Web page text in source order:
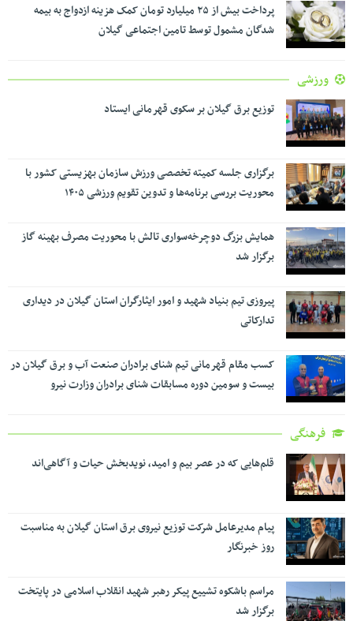
پرداخت بیش از ۲۵ میلیارد تومان کمک هزینه ازدواج به بیمه
شدگان مشمول توسط تامین اجتماعی گیلان
ورزشی
توزیع برق گیلان بر سکوی قهرمانی ایستاد
برگزاری جلسه کمیته تخصصی ورزش سازمان بهزیستی کشور با
محوریت بررسی برنامه‌ها و تدوین تقویم ورزشی ۱۴۰۵
همایش بزرگ دوچرخه‌سواری تالش با محوریت مصرف بهینه گاز
برگزار شد
پیروزی تیم بنیاد شهید و امور ایثارگران استان گیلان در دیداری
تدارکاتی
کسب مقام قهرمانی تیم شنای برادران صنعت آب و برق گیلان در
بیست و سومین دوره مسابقات شنای برادران وزارت نیرو
فرهنگی
قلم‌هایی که در عصر بیم و امید، نویدبخش حیات و آگاهی‌اند
پیام مدیرعامل شرکت توزیع نیروی برق استان گیلان به مناسبت
روز خبرنگار ‌
مراسم باشکوه تشییع پیکر رهبر شهید انقلاب اسلامی در پایتخت
برگزار شد